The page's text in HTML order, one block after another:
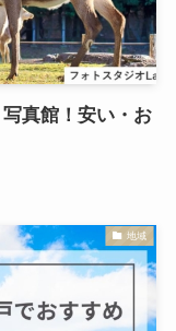
真館！安い・お
地域